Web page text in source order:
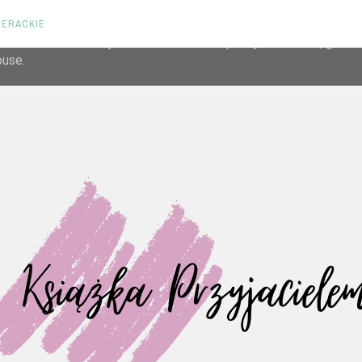
its services and to analyze traffic. Your IP address and